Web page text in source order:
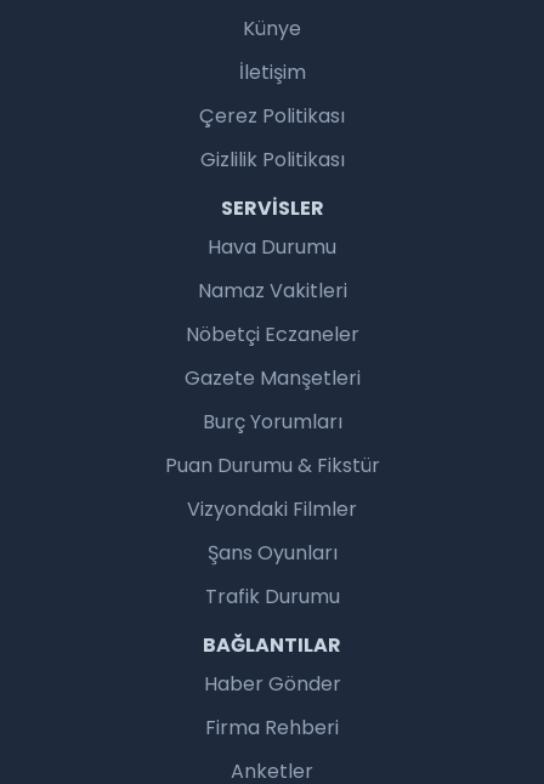
Künye
İletişim
Çerez Politikası
Gizlilik Politikası
SERVISLER
Hava Durumu
Namaz Vakitleri
Nöbetçi Eczaneler
Gazete Manşetleri
Burç Yorumları
Puan Durumu & Fikstür
Vizyondaki Filmler
Şans Oyunları
Trafik Durumu
BAĞLANTILAR
Haber Gönder
Firma Rehberi
Anketler